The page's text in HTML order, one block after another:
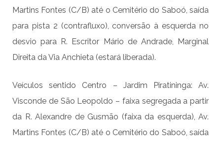
Martins Fontes (C/B) até o Cemitério do Saboó, saída
para pista 2 (contrafluxo), conversão à esquerda no
desvio para R. Escritor Mário de Andrade, Marginal
Direita da Via Anchieta (estará liberada).
Veículos sentido Centro – Jardim Piratininga: Av.
Visconde de São Leopoldo – faixa segregada a partir
da R. Alexandre de Gusmão (faixa da esquerda), Av.
Martins Fontes (C/B) até o Cemitério do Saboó, saída